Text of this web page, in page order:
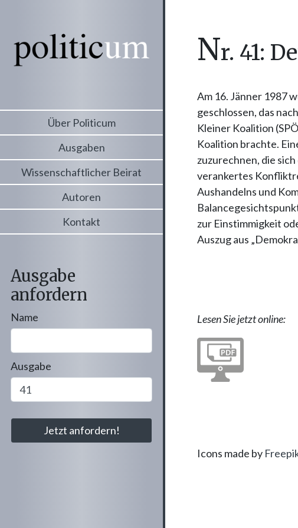
Über Politicum
Ausgaben
Wissenschaftlicher Beirat
Autoren
Kontakt
Ausgabe
anfordern
Name
Ausgabe
nr. 41:
Am 16. Jänner 1987
geschlossen, das
Kleiner Koalition
Koalition brachte.
zuzurechnen, die
verankertes
Aushandelns und
zur Einstimmigkeit
Auszug aus
Lesen Sie jetzt online:
Icons made by